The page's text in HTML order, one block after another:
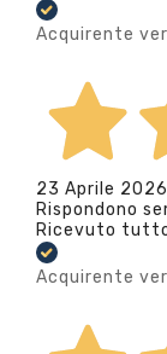
Acquirente
23 Aprile 2026
Rispondono
Ricevuto
Acquirente